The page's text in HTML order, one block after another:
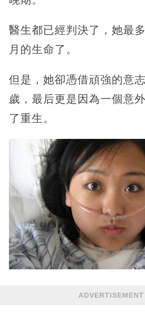
醫生都已經判決了，她最
月的生命了。
但是，她卻憑借頑強的意
歲，最后更是因為一個意
了重生。
ADVERTISEMENT